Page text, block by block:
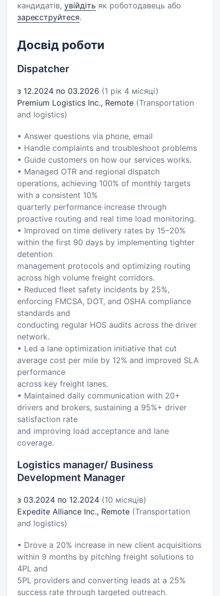
кандидатів, увійдіть як роботодавець або
зареєструйтеся.
Досвід роботи
Dispatcher
з 12.2024 по 03.2026 (1 рік 4 місяці)
Premium Logistics Inc., Remote (Transportation
and logistics)
• Answer questions via phone, email
• Handle complaints and troubleshoot problems
• Guide customers on how our services works.
• Managed OTR and regional dispatch
operations, achieving 100% of monthly targets
with a consistent 10%
quarterly performance increase through
proactive routing and real time load monitoring.
• Improved on time delivery rates by 15–20%
within the first 90 days by implementing tighter
detention
management protocols and optimizing routing
across high volume freight corridors.
• Reduced fleet safety incidents by 25%,
enforcing FMCSA, DOT, and OSHA compliance
standards and
conducting regular HOS audits across the driver
network.
• Led a lane optimization initiative that cut
average cost per mile by 12% and improved SLA
performance
across key freight lanes.
• Maintained daily communication with 20+
drivers and brokers, sustaining a 95%+ driver
satisfaction rate
and improving load acceptance and lane
coverage.
Logistics manager/ Business
Development Manager
з 03.2024 по 12.2024 (10 місяців)
Expedite Alliance Inc., Remote (Transportation
and logistics)
• Drove a 20% increase in new client acquisitions
within 9 months by pitching freight solutions to
4PL and
5PL providers and converting leads at a 25%
success rate through targeted outreach.